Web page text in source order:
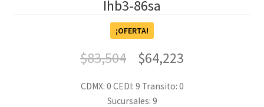
Ihb3-86sa
¡OFERTA!
$83,504 $64,223
CDMX: 0 CEDI: 9 Transito: 0
Sucursales: 9